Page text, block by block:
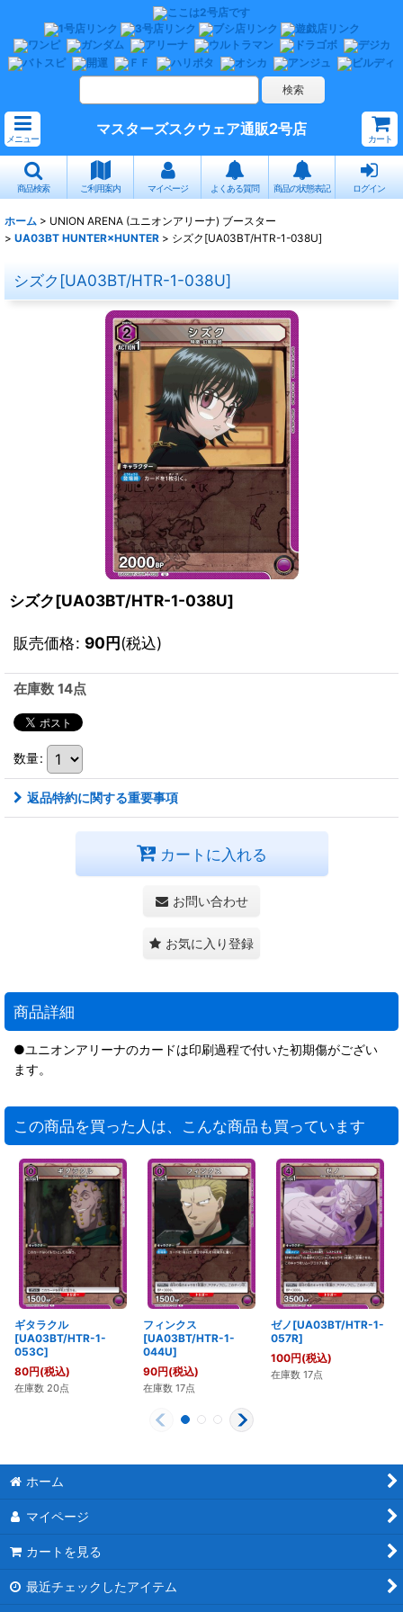
メニュー
マスターズスクウェア通販2号店
カート
商品検索 ご利用案内 マイページ よくある質問 商品の状態表記 ログイン
ホーム > UNION ARENA (ユニオンアリーナ) ブースター
> UA03BT HUNTER×HUNTER > シズク[UA03BT/HTR-1-038U]
シズク[UA03BT/HTR-1-038U]
シズク[UA03BT/HTR-1-038U]
販売価格: 90円(税込)
在庫数 14点
数量:
返品特約に関する重要事項
カートに入れる
お問い合わせ
お気に入り登録
商品詳細
●ユニオンアリーナのカードは印刷過程で付いた初期傷がござい
ます。
この商品を買った人は、こんな商品も買っています
ギタラクル
[UA03BT/HTR-1-
053C]
80円(税込)
在庫数 20点
フィンクス
[UA03BT/HTR-1-
044U]
90円(税込)
在庫数 17点
ゼノ[UA03BT/HTR-1-
057R]
100円(税込)
在庫数 17点
ホーム
マイページ
カートを見る
最近チェックしたアイテム